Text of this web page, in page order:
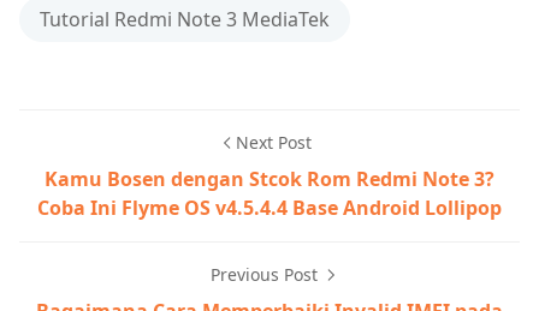
Tutorial Redmi Note 3 MediaTek
Next Post
Kamu Bosen dengan Stcok Rom Redmi Note 3?
Coba Ini Flyme OS v4.5.4.4 Base Android Lollipop
Previous Post